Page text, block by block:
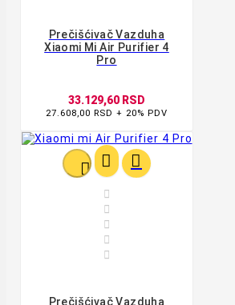
Prečišćivač Vazduha
Xiaomi Mi Air Purifier 4
Pro
33.129,60 RSD
27.608,00 RSD + 20% PDV
  





Prečišćivač Vazduha